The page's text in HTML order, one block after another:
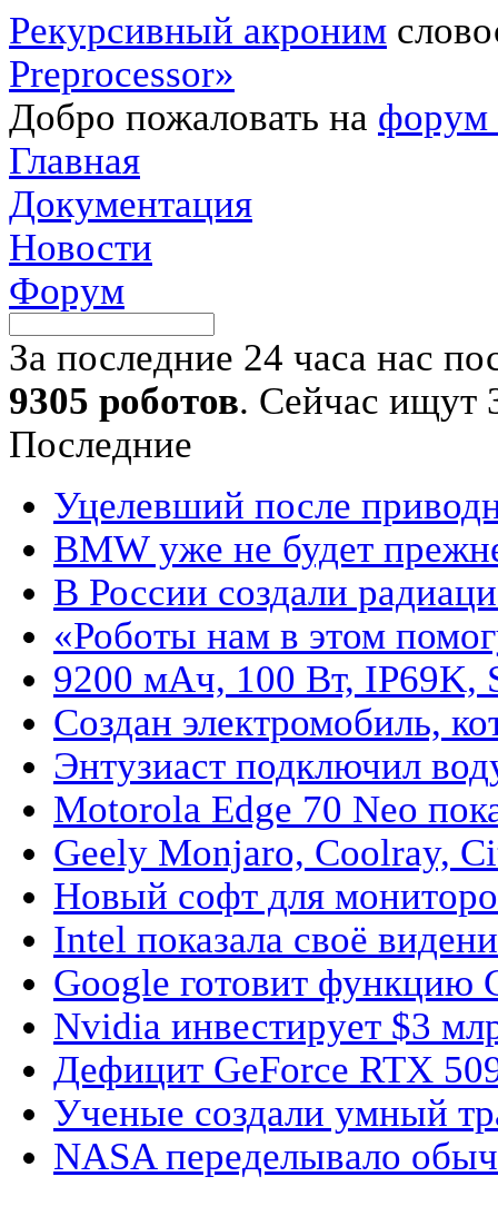
Рекурсивный акроним
Preprocessor»
Добро пожаловать на форум
Главная
Документация
Новости
Форум
За последние 24 часа нас
9305 роботов. Сейчас ищут
Последние
Уцелевший после
BMW уже не будет
В России создали
«Роботы нам в этом
9200 мАч, 100 Вт, IP69K,
Создан электромобиль,
Энтузиаст подключил
Motorola Edge 70 Neo
Geely Monjaro, Coolray,
Новый софт для
Intel показала своё
Google готовит функцию
Nvidia инвестирует $3
Дефицит GeForce RTX
Ученые создали умный
NASA переделывало